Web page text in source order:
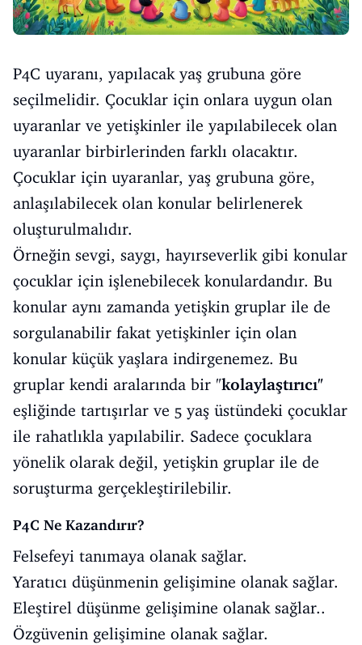
P4C uyaranı, yapılacak yaş grubuna göre
seçilmelidir. Çocuklar için onlara uygun olan
uyaranlar ve yetişkinler ile yapılabilecek olan
uyaranlar birbirlerinden farklı olacaktır.
Çocuklar için uyaranlar, yaş grubuna göre,
anlaşılabilecek olan konular belirlenerek
oluşturulmalıdır.
Örneğin sevgi, saygı, hayırseverlik gibi konular
çocuklar için işlenebilecek konulardandır. Bu
konular aynı zamanda yetişkin gruplar ile de
sorgulanabilir fakat yetişkinler için olan
konular küçük yaşlara indirgenemez. Bu
gruplar kendi aralarında bir "kolaylaştırıcı"
eşliğinde tartışırlar ve 5 yaş üstündeki çocuklar
ile rahatlıkla yapılabilir. Sadece çocuklara
yönelik olarak değil, yetişkin gruplar ile de
soruşturma gerçekleştirilebilir.
P4C Ne Kazandırır?
Felsefeyi tanımaya olanak sağlar.
Yaratıcı düşünmenin gelişimine olanak sağlar.
Eleştirel düşünme gelişimine olanak sağlar..
Özgüvenin gelişimine olanak sağlar.